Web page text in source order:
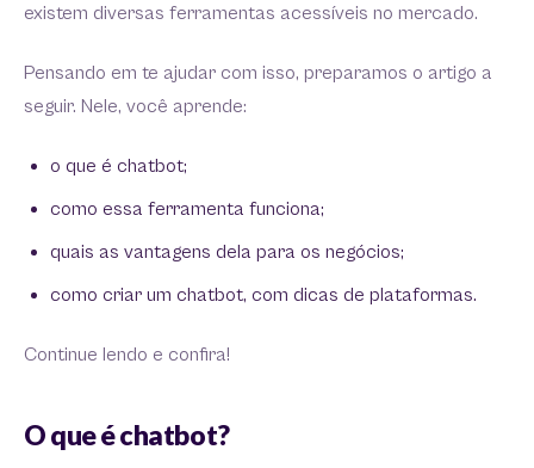
existem diversas ferramentas acessíveis no mercado.
Pensando em te ajudar com isso, preparamos o artigo a
seguir. Nele, você aprende:
o que é chatbot;
como essa ferramenta funciona;
quais as vantagens dela para os negócios;
como criar um chatbot, com dicas de plataformas.
Continue lendo e confira!
O que é chatbot?